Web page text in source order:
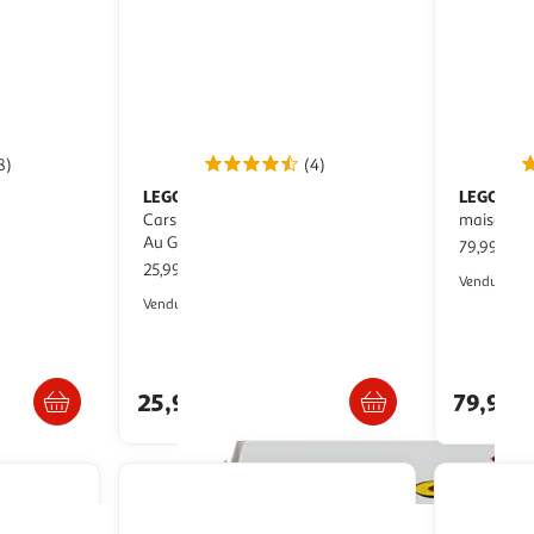
(4)
LEGO
Cars 10456 La Visite De Mcqueen
Au Garage De Doc - Jeu 2 Ans
25,99€ / pce
Vendu par
25,99€
LEGO
maison
79,99€ /
Vendu par
79,99€